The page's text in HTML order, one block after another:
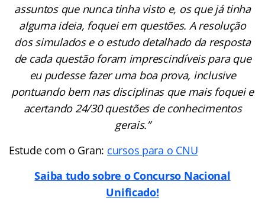
assuntos que nunca tinha visto e, os que já tinha
alguma ideia, foquei em questões. A resolução
dos simulados e o estudo detalhado da resposta
de cada questão foram imprescindíveis para que
eu pudesse fazer uma boa prova, inclusive
pontuando bem nas disciplinas que mais foquei e
acertando 24/30 questões de conhecimentos
gerais.”
Estude com o Gran: cursos para o CNU
Saiba tudo sobre o Concurso Nacional
Unificado!